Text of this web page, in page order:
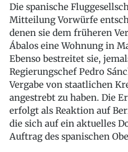
Die spanische
Mitteilung Vorwürfe
denen sie dem früheren
Ábalos eine Wohnung in
Ebenso bestreitet sie,
Regierungschef Pedro
Vergabe von staatlichen
angestrebt zu haben. Die
erfolgt als Reaktion auf
die sich auf ein aktuelles
Auftrag des spanischen